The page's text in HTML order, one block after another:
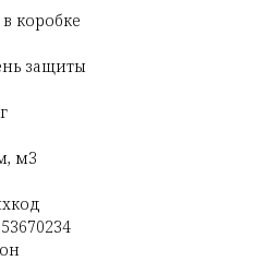
коробке
защиты
м3